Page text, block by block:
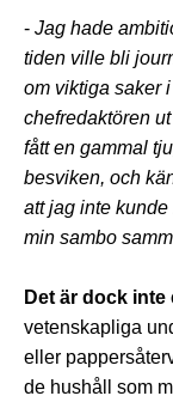
- Jag hade
tiden ville bli
om viktiga saker
chefredaktören
fått en gammal
besviken, och
att jag inte
min sambo
Det är dock inte
vetenskapliga
eller
de hushåll som